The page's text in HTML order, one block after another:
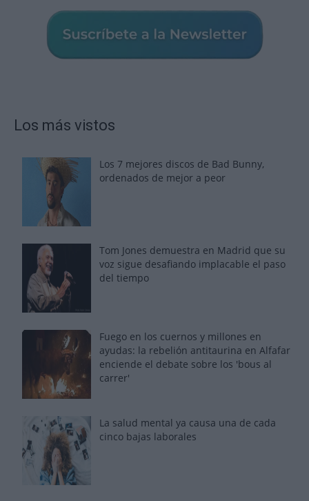
Los más vistos
Los 7 mejores discos de Bad Bunny,
ordenados de mejor a peor
Tom Jones demuestra en Madrid que su
voz sigue desafiando implacable el paso
del tiempo
Fuego en los cuernos y millones en
ayudas: la rebelión antitaurina en Alfafar
enciende el debate sobre los 'bous al
carrer'
La salud mental ya causa una de cada
cinco bajas laborales